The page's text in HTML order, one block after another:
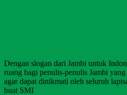
Dengan slogan dari Jambi untuk
ruang bagi penulis-penulis Jambi
agar dapat dinikmati oleh seluruh
buat SMI